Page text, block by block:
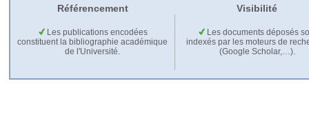
Référencement Visibilité
Les publications encodées
constituent la bibliographie académique
de l'Université.
Les documents déposés
indexés par les moteurs de
(Google Scholar,…).